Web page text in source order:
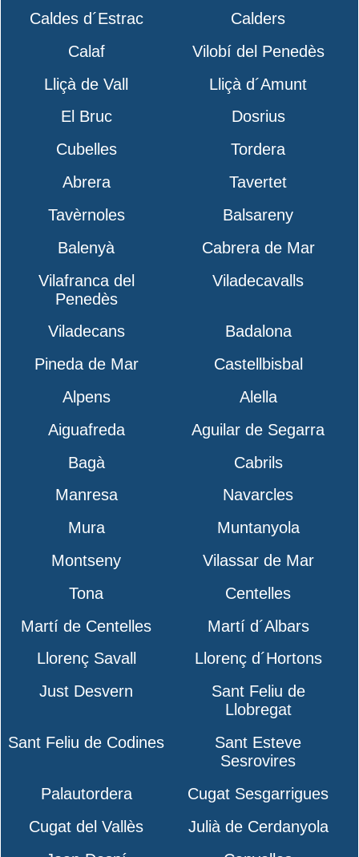
Caldes d´Estrac
Calders
Calaf
Vilobí del Penedès
Lliçà de Vall
Lliçà d´Amunt
El Bruc
Dosrius
Cubelles
Tordera
Abrera
Tavertet
Tavèrnoles
Balsareny
Balenyà
Cabrera de Mar
Vilafranca del
Penedès
Viladecavalls
Viladecans
Badalona
Pineda de Mar
Castellbisbal
Alpens
Alella
Aiguafreda
Aguilar de Segarra
Bagà
Cabrils
Manresa
Navarcles
Mura
Muntanyola
Montseny
Vilassar de Mar
Tona
Centelles
Martí de Centelles
Martí d´Albars
Llorenç Savall
Llorenç d´Hortons
Just Desvern
Sant Feliu de
Llobregat
Sant Feliu de Codines
Sant Esteve
Sesrovires
Palautordera
Cugat Sesgarrigues
Cugat del Vallès
Julià de Cerdanyola